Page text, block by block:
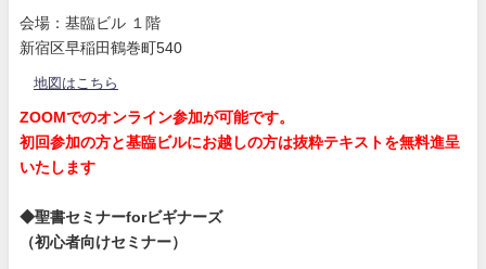
会場：基臨ビル １階
新宿区早稲田鶴巻町540
地図はこちら
ZOOMでのオンライン参加が可能です。
初回参加の方と基臨ビルにお越しの方は抜粋テキストを無料進呈
いたします
◆聖書セミナーforビギナーズ
（初心者向けセミナー）